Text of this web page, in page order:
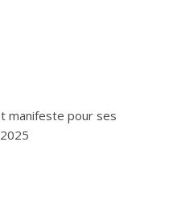
manifeste pour ses